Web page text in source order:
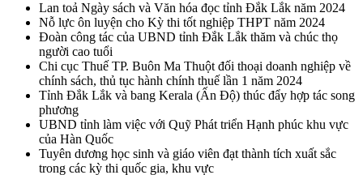
Lan toả Ngày sách và Văn hóa đọc tỉnh Đắk Lắk năm 2024
Nỗ lực ôn luyện cho Kỳ thi tốt nghiệp THPT năm 2024
Đoàn công tác của UBND tỉnh Đắk Lắk thăm và chúc thọ
người cao tuổi
Chi cục Thuế TP. Buôn Ma Thuột đối thoại doanh nghiệp về
chính sách, thủ tục hành chính thuế lần 1 năm 2024
Tỉnh Đắk Lắk và bang Kerala (Ấn Độ) thúc đẩy hợp tác song
phương
UBND tỉnh làm việc với Quỹ Phát triển Hạnh phúc khu vực
của Hàn Quốc
Tuyên dương học sinh và giáo viên đạt thành tích xuất sắc
trong các kỳ thi quốc gia, khu vực